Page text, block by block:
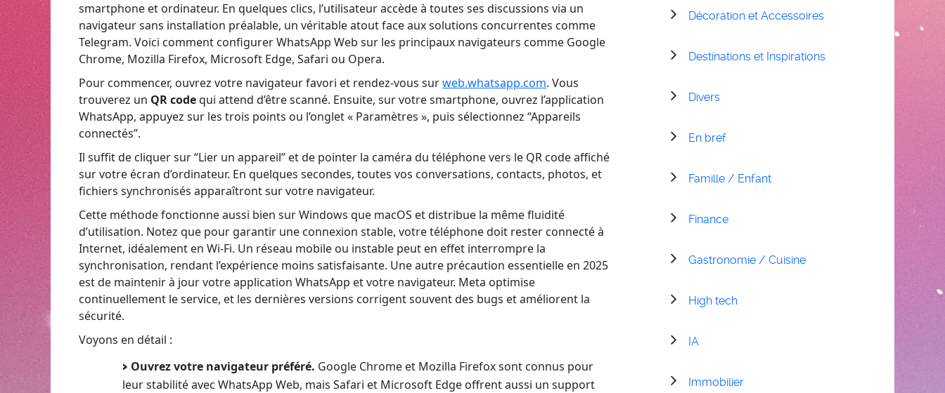
smartphone et ordinateur. En quelques clics, l’utilisateur accède à toutes ses discussions via un
navigateur sans installation préalable, un véritable atout face aux solutions concurrentes comme
Telegram. Voici comment configurer WhatsApp Web sur les principaux navigateurs comme Google
Chrome, Mozilla Firefox, Microsoft Edge, Safari ou Opera.
Pour commencer, ouvrez votre navigateur favori et rendez-vous surweb.whatsapp.com. Vous
trouverez un QR codequi attend d’être scanné. Ensuite, sur votre smartphone, ouvrez l’application
WhatsApp, appuyez sur les trois points ou l’onglet « Paramètres », puis sélectionnez “Appareils
connectés”.
Il suffit de cliquer sur “Lier un appareil” et de pointer la caméra du téléphone vers le QR code affiché
sur votre écran d’ordinateur. En quelques secondes, toutes vos conversations, contacts, photos, et
fichiers synchronisés apparaîtront sur votre navigateur.
Cette méthode fonctionne aussi bien sur Windows que macOS et distribue la même fluidité
d’utilisation. Notez que pour garantir une connexion stable, votre téléphone doit rester connecté à
Internet, idéalement en Wi-Fi. Un réseau mobile ou instable peut en effet interrompre la
synchronisation, rendant l’expérience moins satisfaisante. Une autre précaution essentielle en 2025
est de maintenir à jour votre application WhatsApp et votre navigateur. Meta optimise
continuellement le service, et les dernières versions corrigent souvent des bugs et améliorent la
sécurité.
Voyons en détail :
Ouvrez votre navigateur préféré. Google Chrome et Mozilla Firefox sont connus pour
leur stabilité avec WhatsApp Web, mais Safari et Microsoft Edge offrent aussi un support
Décoration et Accessoires
Destinations et Inspirations
Divers
En bref
Famille / Enfant
Finance
Gastronomie / Cuisine
High tech
IA
Immobilier